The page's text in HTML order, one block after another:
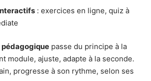
: exercices en ligne, quiz à
passe du principe à la
module, ajuste, adapte à la seconde.
progresse à son rythme, selon ses